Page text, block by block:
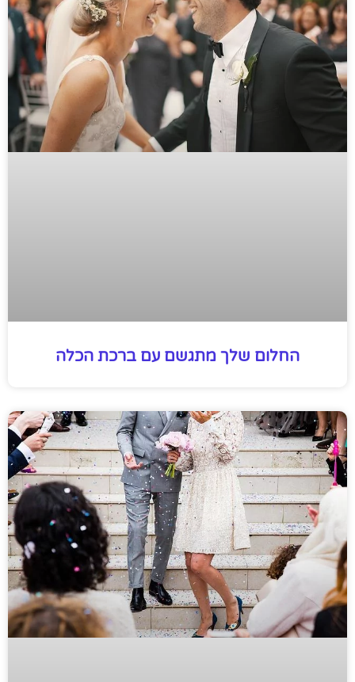
החלום שלך מתגשם עם ברכת הכלה